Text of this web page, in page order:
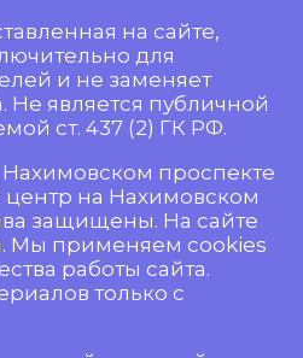
на сайте,
для
и не заменяет
Не является публичной
ст. 437 (2) ГК РФ.
проспекте
на Нахимовском
защищены. На сайте
Мы применяем cookies
работы сайта.
только с